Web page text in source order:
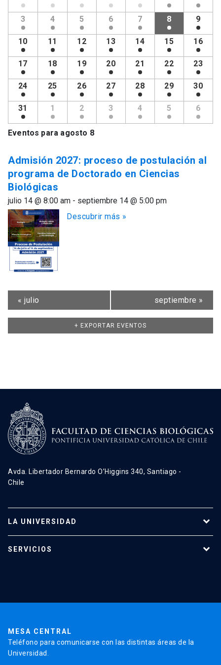
Eventos
Eventos
3 4 5 6 7 8 9
10 11 12 13 14 15 16
17 18 19 20 21 22 23
24 25 26 27 28 29 30
31 1 2 3 4 5 6
Eventos para agosto 8
Admisión 2027: proceso de postulación al
programa de Doctorado en Ciencias
Biológicas
julio 14 @ 8:00 am - septiembre 14 @ 5:00 pm
Descubrir más »
« julio septiembre »
+ EXPORTAR EVENTOS
Avda. Libertador Bernardo O’Higgins 340, Santiago -
Chile
LA UNIVERSIDAD
SERVICIOS
MESA CENTRAL
Teléfono para comunicarse con las distintas áreas de la
Universidad.